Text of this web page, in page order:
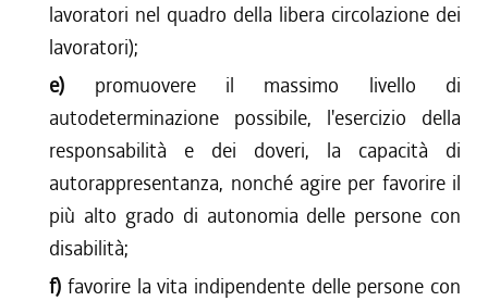
lavoratori nel quadro della libera circolazione dei
lavoratori);
e) promuovere il massimo livello di
autodeterminazione possibile, l'esercizio della
responsabilità e dei doveri, la capacità di
autorappresentanza, nonché agire per favorire il
più alto grado di autonomia delle persone con
disabilità;
f)favorire la vita indipendente delle persone con